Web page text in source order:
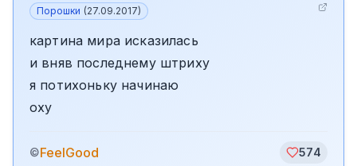
Порошки (27.09.2017)
картина мира исказилась
и вняв последнему штриху
я потихоньку начинаю
оху
©FeelGood 574